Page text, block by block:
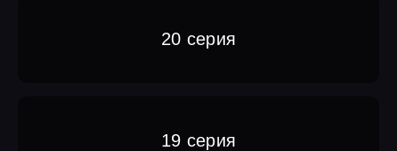
20 серия
19 серия